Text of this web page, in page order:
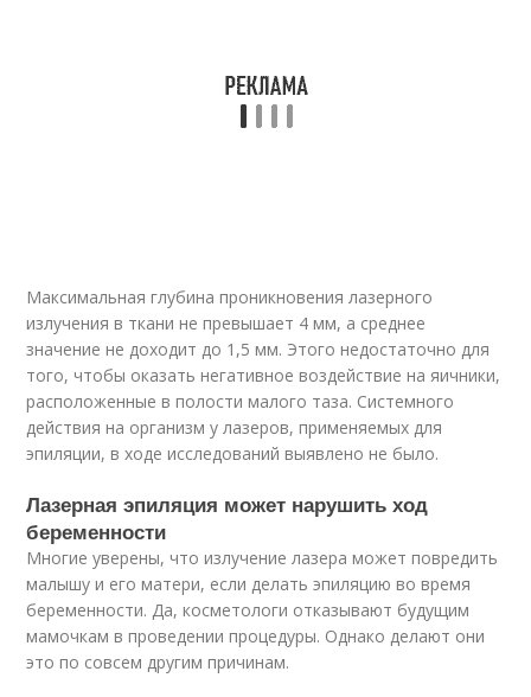
Максимальная глубина проникновения лазерного
излучения в ткани не превышает 4 мм, а среднее
значение не доходит до 1,5 мм. Этого недостаточно для
того, чтобы оказать негативное воздействие на яичники,
расположенные в полости малого таза. Системного
действия на организм у лазеров, применяемых для
эпиляции, в ходе исследований выявлено не было.
Лазерная эпиляция может нарушить ход
беременности
Многие уверены, что излучение лазера может повредить
малышу и его матери, если делать эпиляцию во время
беременности. Да, косметологи отказывают будущим
мамочкам в проведении процедуры. Однако делают они
это по совсем другим причинам.